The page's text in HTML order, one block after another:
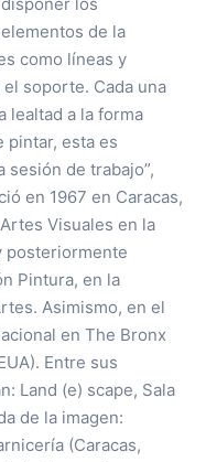
elementos de la
como líneas y
soporte. Cada una
lealtad a la forma
pintar, esta es
sesión de trabajo”,
en 1967 en Caracas,
Visuales en la
posteriormente
Pintura, en la
Asimismo, en el
en The Bronx
Entre sus
Land (e) scape, Sala
de la imagen:
(Caracas,